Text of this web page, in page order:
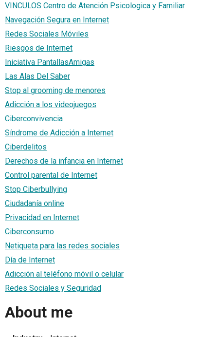
VINCULOS Centro de Atención Psicologica y Familiar
Navegación Segura en Internet
Redes Sociales Móviles
Riesgos de Internet
Iniciativa PantallasAmigas
Las Alas Del Saber
Stop al grooming de menores
Adicción a los videojuegos
Ciberconvivencia
Síndrome de Adicción a Internet
Ciberdelitos
Derechos de la infancia en Internet
Control parental de Internet
Stop Ciberbullying
Ciudadanía online
Privacidad en Internet
Ciberconsumo
Netiqueta para las redes sociales
Día de Internet
Adicción al teléfono móvil o celular
Redes Sociales y Seguridad
About me